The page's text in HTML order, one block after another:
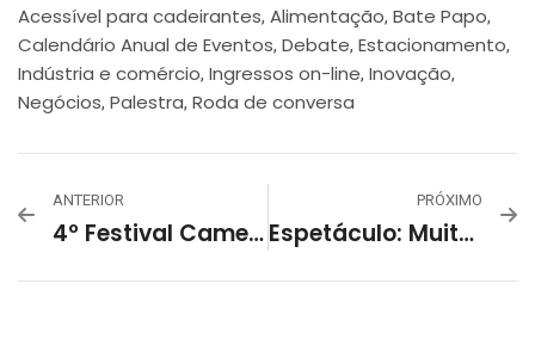
Acessível para cadeirantes, Alimentação, Bate Papo,
Calendário Anual de Eventos, Debate, Estacionamento,
Indústria e comércio, Ingressos on-line, Inovação,
Negócios, Palestra, Roda de conversa
ANTERIOR
4º Festival Camelo De Arte Contemporânea
PRÓXIMO
Espetáculo: Muitos Anos De Vida Com Kauê Rocha